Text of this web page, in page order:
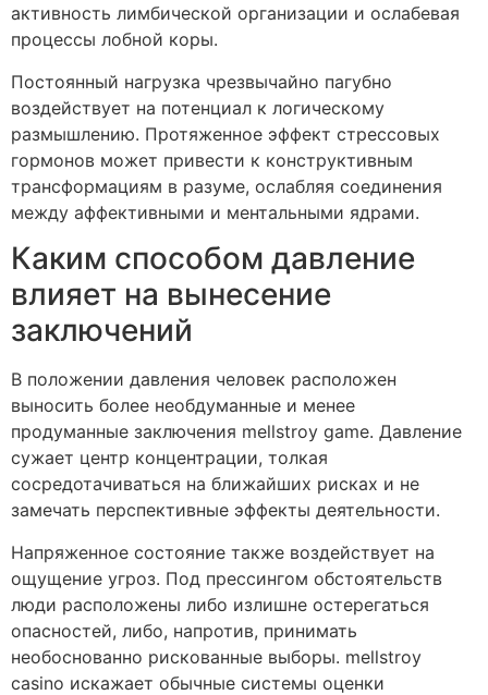
активность лимбической организации и ослабевая
процессы лобной коры.
Постоянный нагрузка чрезвычайно пагубно
воздействует на потенциал к логическому
размышлению. Протяженное эффект стрессовых
гормонов может привести к конструктивным
трансформациям в разуме, ослабляя соединения
между аффективными и ментальными ядрами.
Каким способом давление
влияет на вынесение
заключений
В положении давления человек расположен
выносить более необдуманные и менее
продуманные заключения mellstroy game. Давление
сужает центр концентрации, толкая
сосредотачиваться на ближайших рисках и не
замечать перспективные эффекты деятельности.
Напряженное состояние также воздействует на
ощущение угроз. Под прессингом обстоятельств
люди расположены либо излишне остерегаться
опасностей, либо, напротив, принимать
необоснованно рискованные выборы. mellstroy
casino искажает обычные системы оценки